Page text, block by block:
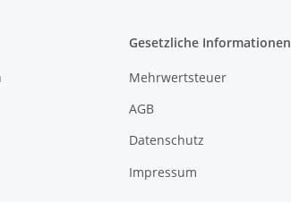
Gesetzliche Informationen
Mehrwertsteuer
AGB
Datenschutz
Impressum